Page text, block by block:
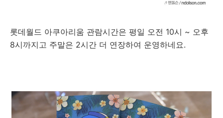
롯데월드 아쿠아리움 관람시간은 평일 오전 10시 ~ 오후
8시까지고 주말은 2시간 더 연장하여 운영하네요.